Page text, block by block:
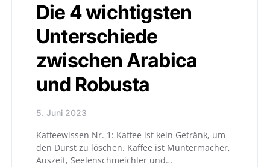
Die 4 wichtigsten
Unterschiede
zwischen Arabica
und Robusta
5. Juni 2023
Kaffeewissen Nr. 1: Kaffee ist kein Getränk, um
den Durst zu löschen. Kaffee ist Muntermacher,
Auszeit, Seelenschmeichler und…